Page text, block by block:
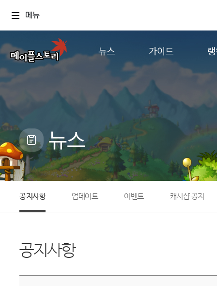
메뉴
뉴스
공지사항
업데이트
캐시샵 공지
메이플 알림판
with maple
가이드
게임정보
직업소개
확률형 아이템
NEXON NOW
뉴스
공지사항 업데이트 이벤트 캐시샵 공지
공지사항